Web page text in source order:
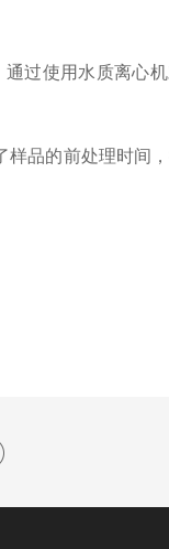
过使用水质离心
品的前处理时间